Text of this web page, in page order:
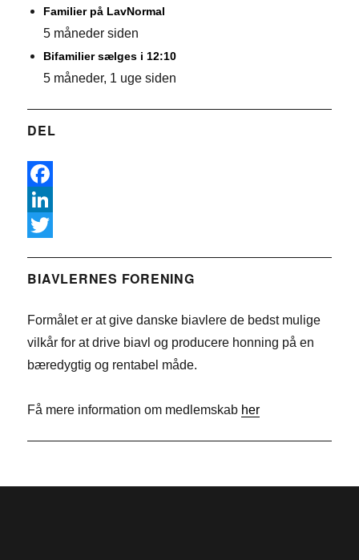
Familier på LavNormal
5 måneder siden
Bifamilier sælges i 12:10
5 måneder, 1 uge siden
DEL
F
a
e
o
L
n
e
n
w
t
r
BIAVLERNES FORENING
Formålet er at give danske biavlere de bedst mulige
vilkår for at drive biavl og producere honning på en
bæredygtig og rentabel måde.
Få mere information om medlemskab her